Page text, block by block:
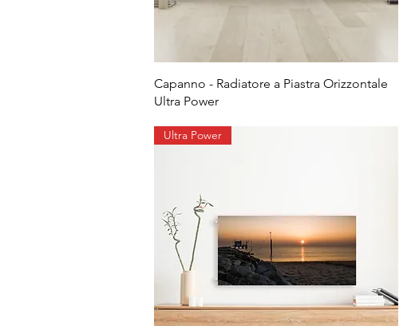
Capanno - Radiatore a Piastra Orizzontale
Ultra Power
Ultra Power